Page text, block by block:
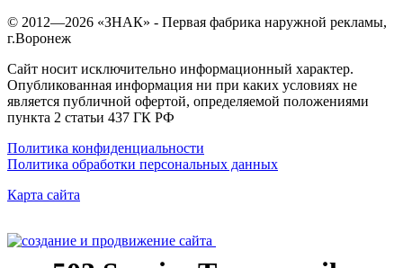
© 2012—2026 «ЗНАК» - Первая фабрика наружной рекламы,
г.Воронеж
Сайт носит исключительно информационный характер.
Опубликованная информация ни при каких условиях не
является публичной офертой, определяемой положениями
пункта 2 статьи 437 ГК РФ
Политика конфиденциальности
Политика обработки персональных данных
Карта сайта